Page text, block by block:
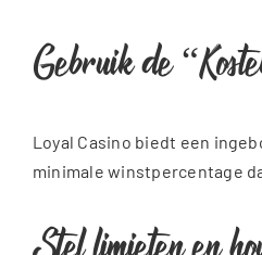
Gebruik de
Loyal Casino biedt een
minimale winstpercentage